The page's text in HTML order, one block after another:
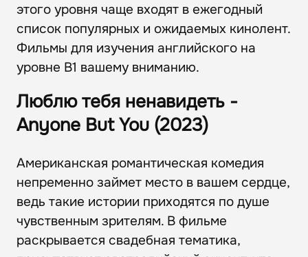
этого уровня чаще входят в ежегодный
список популярных и ожидаемых кинолент.
Фильмы для изучения английского на
уровне В1 вашему вниманию.
Люблю тебя ненавидеть -
Anyone But You (2023)
Американская романтическая комедия
непременно займет место в вашем сердце,
ведь такие истории приходятся по душе
чувственным зрителям. В фильме
раскрывается свадебная тематика,